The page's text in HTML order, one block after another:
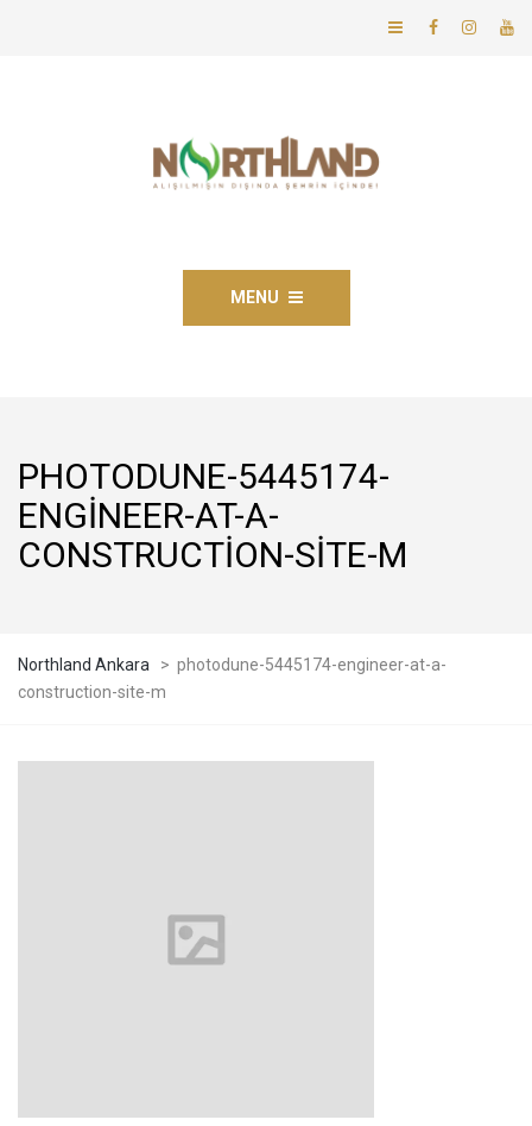
MENU
PHOTODUNE-5445174-
ENGINEER-AT-A-
CONSTRUCTION-SITE-M
Northland Ankara > photodune-5445174-engineer-at-a-
construction-site-m